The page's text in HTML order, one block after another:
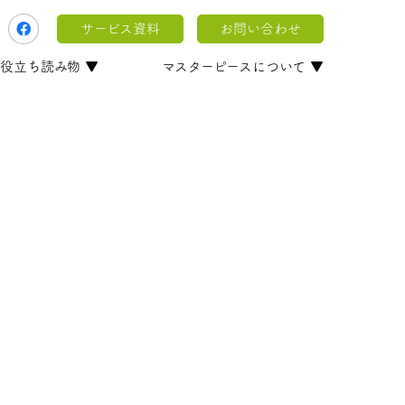
サービス資料 お問い合わせ
役立ち読み物 ▼ マスターピースについて ▼